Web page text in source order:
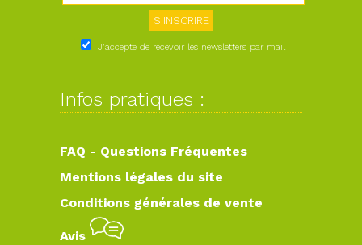
J'accepte de recevoir les newsletters par mail
Infos pratiques :
FAQ - Questions Fréquentes
Mentions légales du site
Conditions générales de vente
Avis